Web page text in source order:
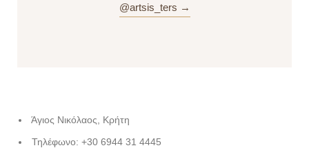
@artsis_ters →
Άγιος Νικόλαος, Κρήτη
Τηλέφωνο: +30 6944 31 4445